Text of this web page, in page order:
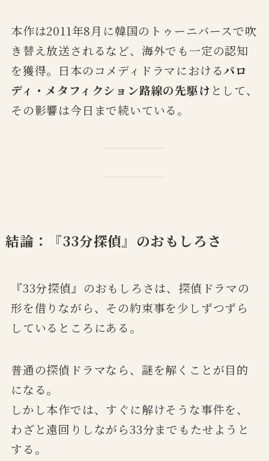
本作は2011年8月に韓国のトゥーニバースで吹
き替え放送されるなど、海外でも一定の認知
を獲得。日本のコメディドラマにおけるパロ
ディ・メタフィクション路線の先駆け として、
その影響は今日まで続いている。
結論：『33分探偵』のおもしろさ
『33分探偵』のおもしろさは、探偵ドラマの
形を借りながら、その約束事を少しずつずら
しているところにある。
普通の探偵ドラマなら、謎を解くことが目的
になる。
しかし本作では、すぐに解けそうな事件を、
わざと遠回りしながら33分までもたせようと
する。